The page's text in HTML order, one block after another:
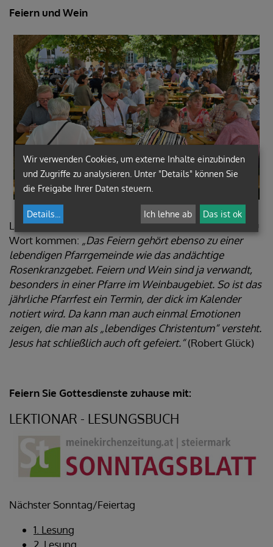
Feiern und Wein
Lassen wir zum Schluss wieder das „Sonntagsblatt“ zu
Wort kommen: „Das Feiern gehört ebenso zu einer
lebendigen Pfarr­gemeinde wie das andächtige
Rosenkranz­gebet. Feiern und Wein sind ja verwandt,
besonders in einer Pfarre im Weinbau­gebiet. So ist das
jährliche Pfarrfest ein Termin, der dick im Kalender
notiert wird. Da kann man auch einmal Emotionen
zeigen, die man als „lebendiges Christentum“ versteht.
Jesus hat schließlich auch oft gefeiert.“(Robert Glück)
Feiern Sie Gottesdienste zuhause mit:
LEKTIONAR - LESUNGS­BUCH
Nächster Sonntag/Feiertag
1. Lesung
2. Lesung
Wir verwenden Cookies, um externe Inhalte einzubinden
und Zugriffe zu analysieren. Unter "Details" können Sie
die Freigabe Ihrer Daten steuern.
Details Ich lehne ab Das ist ok